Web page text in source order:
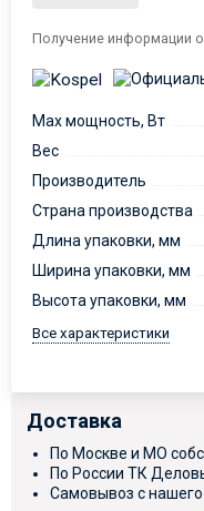
Получение информации
Max мощность, Вт
Вес
Производитель
Страна производства
Длина упаковки, мм
Ширина упаковки, мм
Высота упаковки, мм
Все характеристики
Доставка
По Москве и МО
По России ТК
Самовывоз с